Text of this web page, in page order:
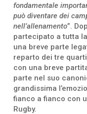
fondamentale
può diventare dei
nell’allenamento”.
partecipato a tutta
una breve parte
reparto dei tre
con una breve
parte nel suo
grandissima
fianco a fianco con
Rugby.